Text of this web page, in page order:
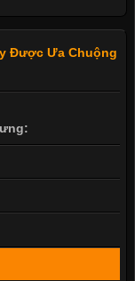
Được Ưa Chuộng